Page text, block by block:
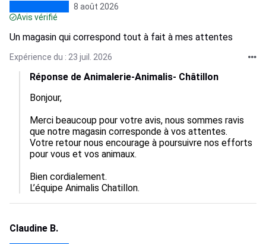
8 août 2026
Avis vérifié
Un magasin qui correspond tout à fait à mes attentes
Expérience du : 23 juil. 2026
Réponse de Animalerie-Animalis- Châtillon
Bonjour,
Merci beaucoup pour votre avis, nous sommes ravis
que notre magasin corresponde à vos attentes.
Votre retour nous encourage à poursuivre nos efforts
pour vous et vos animaux.
Bien cordialement.
L’équipe Animalis Chatillon.
Claudine B.